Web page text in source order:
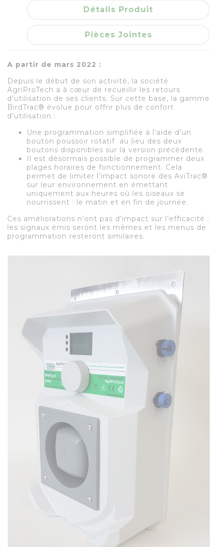
Détails Produit
Pièces Jointes
A partir de mars 2022 :
Depuis le début de son activité, la société
AgriProTech a à cœur de recueillir les retours
d’utilisation de ses clients. Sur cette base, la gamme
BirdTrac® évolue pour offrir plus de confort
d’utilisation :
Une programmation simplifiée à l’aide d’un
bouton poussoir rotatif au lieu des deux
boutons disponibles sur la version précédente.
Il est désormais possible de programmer deux
plages horaires de fonctionnement. Cela
permet de limiter l’impact sonore des AviTrac®
sur leur environnement en émettant
uniquement aux heures où les oiseaux se
nourrissent : le matin et en fin de journée.
Ces améliorations n’ont pas d’impact sur l’efficacité :
les signaux émis seront les mêmes et les menus de
programmation resteront similaires.